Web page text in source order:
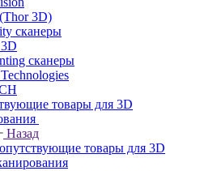
3D)
сканеры
сканеры
товары для 3D
Назад
товары для 3D